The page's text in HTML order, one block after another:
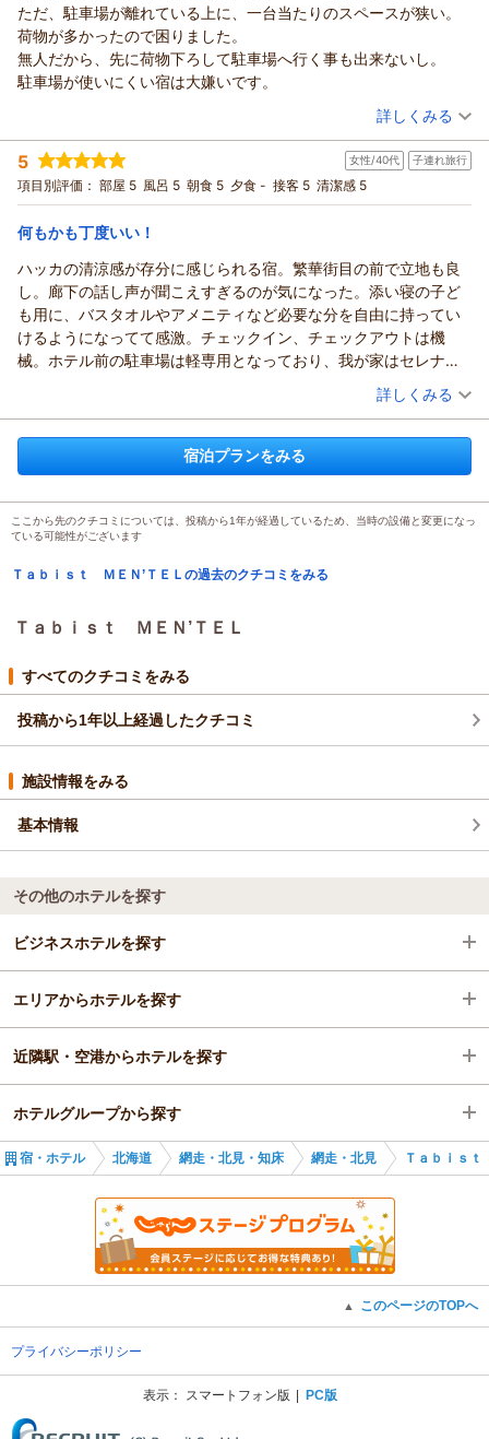
ただ、駐車場が離れている上に、一台当たりのスペースが狭い。
荷物が多かったので困りました。
無人だから、先に荷物下ろして駐車場へ行く事も出来ないし。
駐車場が使いにくい宿は大嫌いです。
（投稿日：2025/10/09）
宿泊時期： 2025年10月宿泊 (出張)
投稿者： guriguriさん
宿泊プラン： 【朝食付】リノベーション済み！北見駅近く、ビジネスにも！
Wifi無料【無料駐車場有】
シングル 朝のみ
宿泊価格帯： 7,001～8,000円(大人一人あたり/税込)
詳しくみる
5 女性/40代 子連れ旅行
項目別評価： 部屋 5 風呂 5 朝食 5 夕食 - 接客 5 清潔感 5
何もかも丁度いい！
ハッカの清涼感が存分に感じられる宿。繁華街目の前で立地も良
し。廊下の話し声が聞こえすぎるのが気になった。添い寝の子ど
も用に、バスタオルやアメニティなど必要な分を自由に持ってい
けるようになってて感激。チェックイン、チェックアウトは機
械。ホテル前の駐車場は軽専用となっており、我が家はセレナな
（投稿日：2025/09/22）
宿泊時期： 2025年09月宿泊 (子連れ旅行)
投稿者： たまちゃんさん(女性/40代)
【朝食付】リノベーション済み！北見駅近く、ビジネスにも！
Wifi無料【無料駐車場有】
宿泊価格帯： 8,001～9,000円(大人一人あたり/税込)
詳しくみる
宿泊プランをみる
ここから先のクチコミについては、投稿から1年が経過しているため、当時の設備と変更になっ
ている可能性がございます
Ｔａｂｉｓｔ ＭＥＮ’ＴＥＬの過去のクチコミをみる
Ｔａｂｉｓｔ ＭＥＮ’ＴＥＬ
すべてのクチコミをみる
投稿から1年以上経過したクチコミ
施設情報をみる
基本情報
その他のホテルを探す
ビジネスホテルを探す
北海道
網走・北見・知床
網走・北見
エリアからホテルを探す
北海道
網走・北見・知床
網走・北見
近隣駅・空港からホテルを探す
北見駅
ホテルグループから探す
全国のTabist
北海道のTabist
ホテル峰の湯
Ｔａｂｉｓｔ 北見アスリートステイズ
宿・ホテル 北海道 網走・北見・知床 網走・北見 Ｔａｂｉｓ
▲ このページのTOPへ
プライバシーポリシー
表示： スマートフォン版 PC版